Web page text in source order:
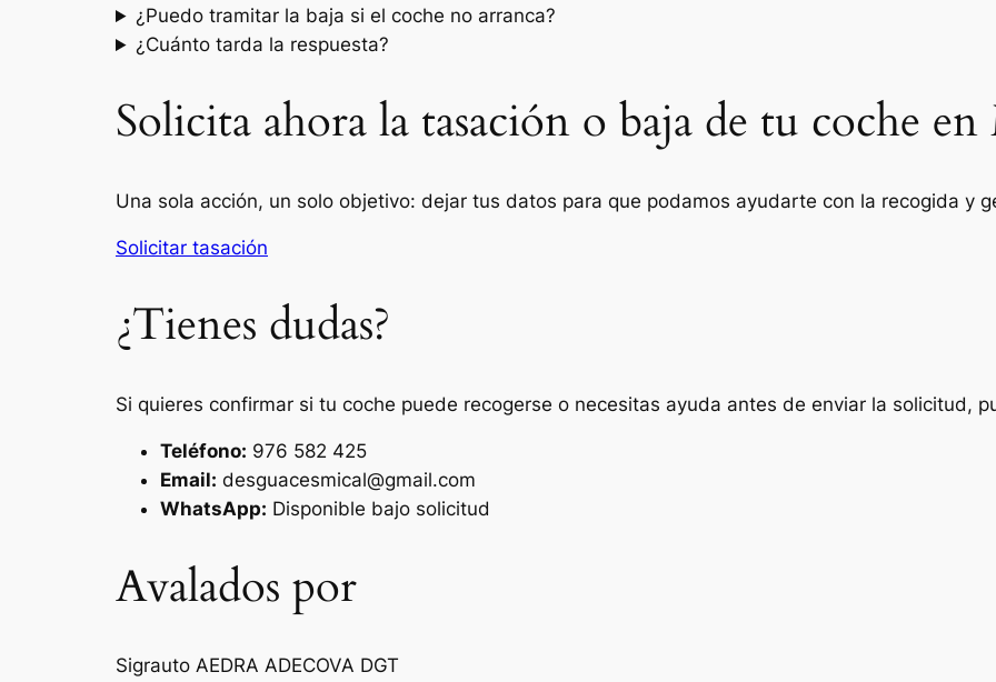
¿Puedo tramitar la baja si el coche no arranca?
¿Cuánto tarda la respuesta?
Solicita ahora la tasación o baja de tu coche
Una sola acción, un solo objetivo: dejar tus datos para que podamos ayudarte con la recogida y
Solicitar tasación
¿Tienes dudas?
Si quieres confirmar si tu coche puede recogerse o necesitas ayuda antes de enviar la solicitud,
Teléfono: 976 582 425
Email: desguacesmical@gmail.com
WhatsApp: Disponible bajo solicitud
Avalados por
Sigrauto AEDRA ADECOVA DGT